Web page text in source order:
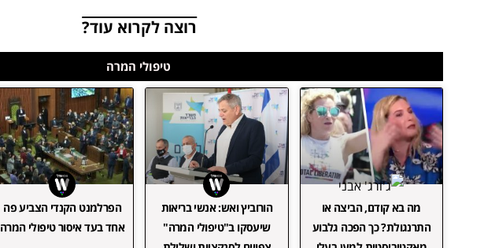
רוצה לקרוא עוד?
טיפולי המרה
מה בא קודם, הביצה או
התרנגולת? כך הפכה גלבוע
הורוביץ ואש: אנשי בריאות
שיעסקו ב"טיפולי המרה"
הפרלמנט הקנדי הצביע פה
אחד בעד איסור טיפולי המרה